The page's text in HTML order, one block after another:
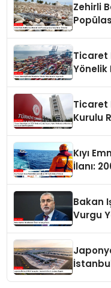
Zehirli
Ticaret
Yönelik
Ticaret
Kurulu
Kıyı
İlanı:
Bakan
Vurgu